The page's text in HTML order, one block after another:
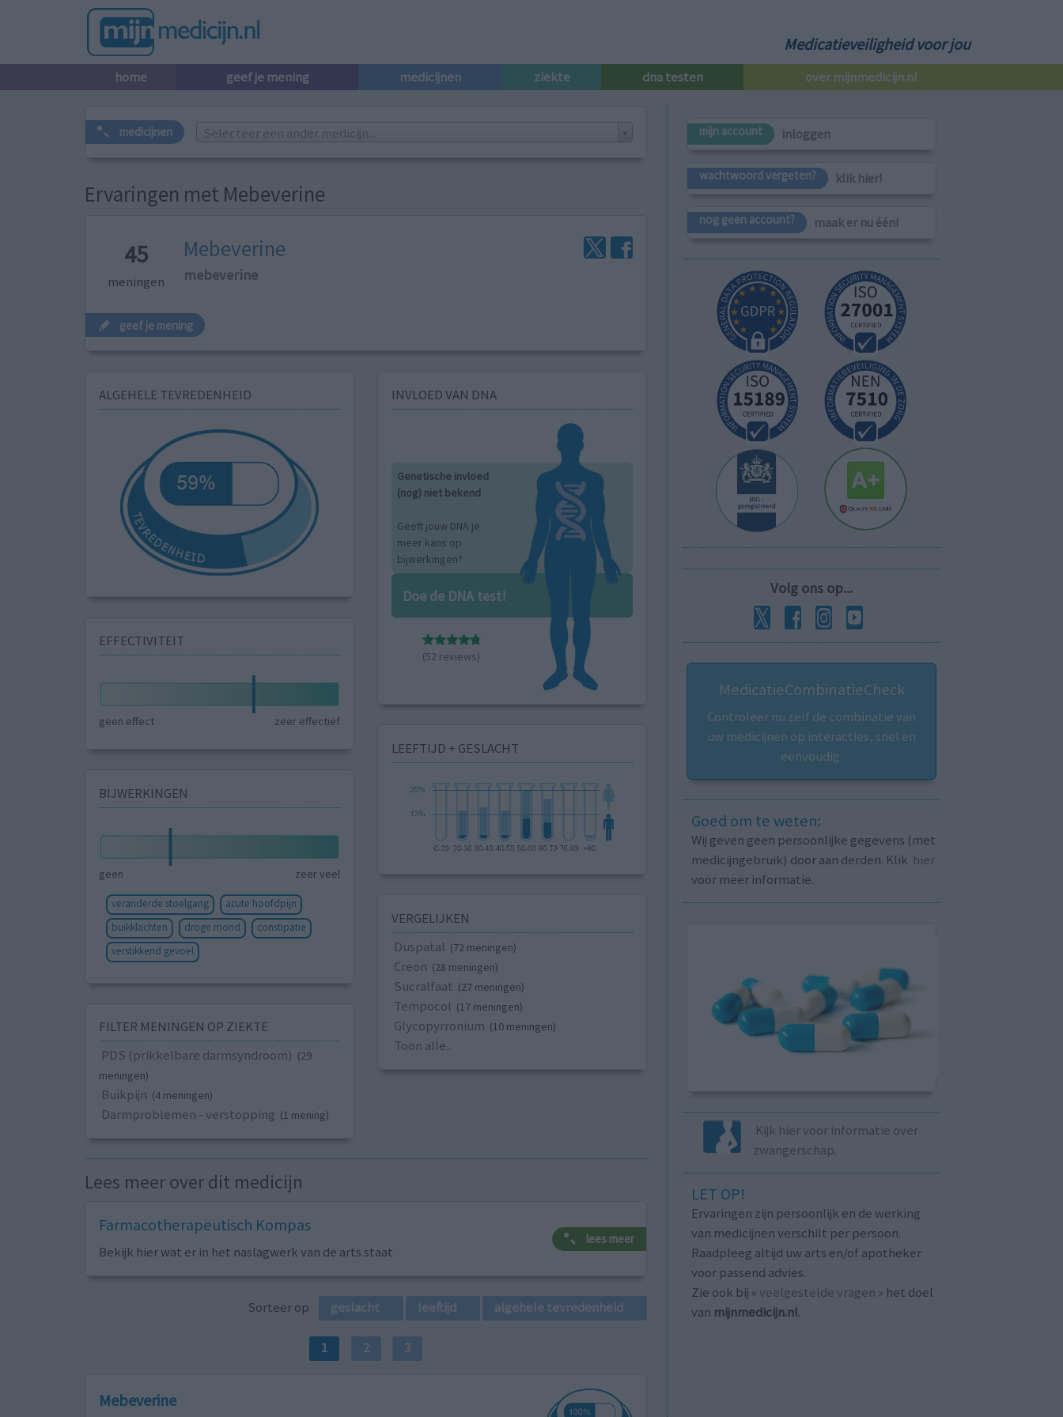
Medicatieveiligheid voor jou
home geef je mening medicijnen ziekte dna testen over mijnmedicijn.nl
medicijnen Selecteer een ander medicijn...
Ervaringen met Mebeverine
45
meningen
Mebeverine
mebeverine
geef je mening
ALGEHELE TEVREDENHEID
EFFECTIVITEIT
geen effect zeer effectief
BIJWERKINGEN
geen zeer veel
veranderde stoelgang
acute hoofdpijn
buikklachten
droge mond
constipatie
verstikkend gevoel
FILTER MENINGEN OP ZIEKTE
PDS (prikkelbare darmsyndroom) (29
meningen)
Buikpijn (4 meningen)
Darmproblemen - verstopping (1 mening)
INVLOED VAN DNA
Genetische invloed
(nog) niet bekend
Geeft jouw DNA je
meer kans op
bijwerkingen?
Doe de DNA test!
(52 reviews)
LEEFTIJD + GESLACHT
VERGELIJKEN
Duspatal (72 meningen)
Creon (28 meningen)
Sucralfaat (27 meningen)
Tempocol (17 meningen)
Glycopyrronium (10 meningen)
Toon alle...
Lees meer over dit medicijn
Farmacotherapeutisch Kompas
Bekijk hier wat er in het naslagwerk van de arts staat
lees meer
Sorteer op geslacht leeftijd algehele tevredenheid
1 2 3
Mebeverine
mijn account inloggen
wachtwoord vergeten? klik hier!
nog geen account? maak er nu één!
Volg ons op...
MedicatieCombinatieCheck
Controleer nu zelf de combinatie van
uw medicijnen op interacties, snel en
eenvoudig.
Goed om te weten:
Wij geven geen persoonlijke gegevens (met
medicijngebruik) door aan derden. Klik hier
voor meer informatie.
Kijk hier voor informatie over
zwangerschap.
LET OP!
Ervaringen zijn persoonlijk en de werking
van medicijnen verschilt per persoon.
Raadpleeg altijd uw arts en/of apotheker
voor passend advies.
Zie ook bij « veelgestelde vragen » het doel
van mijnmedicijn.nl.